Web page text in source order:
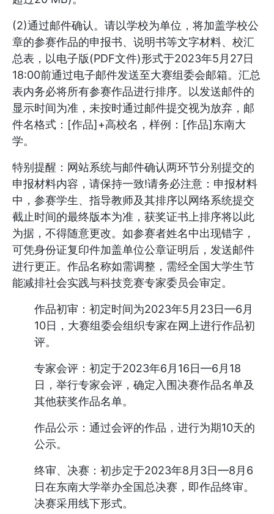
(2)通过邮件确认。请以学校为单位，将加盖学校公
章的参赛作品的申报书、说明书等文字材料、校汇
总表，以电子版(PDF文件)形式于2023年5月27日
18:00前通过电子邮件发送至大赛组委会邮箱。汇总
表内务必将所有参赛作品进行排序。以发送邮件的
显示时间为准，未按时通过邮件提交视为放弃，邮
件名格式：[作品]+高校名，样例：[作品]东南大
学。
特别提醒：网站系统与邮件确认两环节分别提交的
申报材料内容，请保持一致!请务必注意：申报材料
中，参赛学生、指导教师及其排序以网络系统提交
截止时间的最终版本为准，获奖证书上排序将以此
为据，不得随意更改。如参赛者姓名中出现错字，
可凭身份证复印件加盖单位公章证明后，发送邮件
进行更正。作品名称如需调整，需经全国大学生节
能减排社会实践与科技竞赛专家委员会审定。
作品初审：初定时间为2023年5月23日—6月
10日，大赛组委会组织专家在网上进行作品初
评。
专家会评：初定于2023年6月16日—6月18
日，举行专家会评，确定入围决赛作品名单及
其他获奖作品名单。
作品公示：通过会评的作品，进行为期10天的
公示。
终审、决赛：初步定于2023年8月3日—8月6
日在东南大学举办全国总决赛，即作品终审。
决赛采用线下形式。